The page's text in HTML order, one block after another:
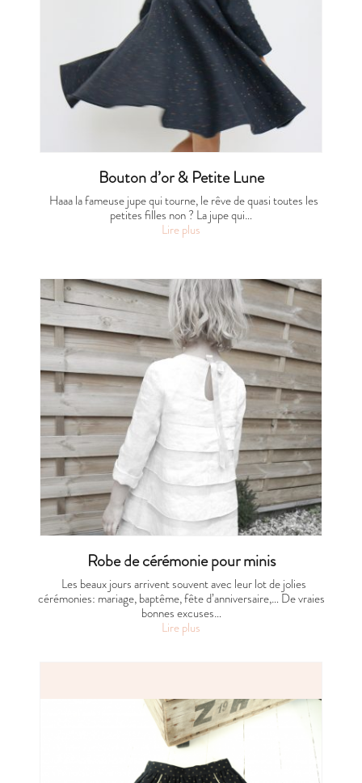
Bouton d’or & Petite Lune
Haaa la fameuse jupe qui tourne, le rêve de quasi toutes les
petites filles non ? La jupe qui…
Lire plus
Robe de cérémonie pour minis
Les beaux jours arrivent souvent avec leur lot de jolies
cérémonies: mariage, baptême, fête d’anniversaire,… De vraies
bonnes excuses…
Lire plus